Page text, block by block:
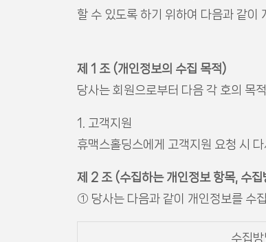
할 수 있도록 하기 위하여 다음과 같이
제 1 조 (개인정보의 수집 목적)
당사는 회원으로부터 다음 각 호의 목
1. 고객지원
휴맥스홀딩스에게 고객지원 요청 시
제 2 조 (수집하는 개인정보 항목, 수
① 당사는 다음과 같이 개인정보를 수
수집방